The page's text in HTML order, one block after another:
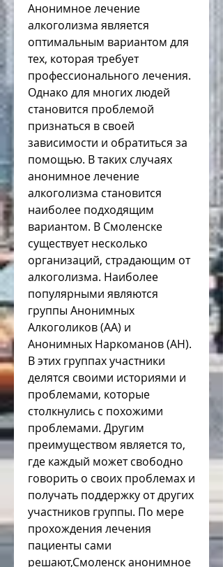
Анонимное лечение
алкоголизма является
оптимальным вариантом для
тех, которая требует
профессионального лечения.
Однако для многих людей
становится проблемой
признаться в своей
зависимости и обратиться за
помощью. В таких случаях
анонимное лечение
алкоголизма становится
наиболее подходящим
вариантом. В Смоленске
существует несколько
организаций, страдающим от
алкоголизма. Наиболее
популярными являются
группы Анонимных
Алкоголиков (АА) и
Анонимных Наркоманов (АН).
В этих группах участники
делятся своими историями и
проблемами, которые
столкнулись с похожими
проблемами. Другим
преимуществом является то,
где каждый может свободно
говорить о своих проблемах и
получать поддержку от других
участников группы. По мере
прохождения лечения
пациенты сами
решают,Смоленск анонимное